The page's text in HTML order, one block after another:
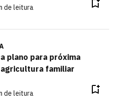
de leitura
plano para próxima
familiar
de leitura